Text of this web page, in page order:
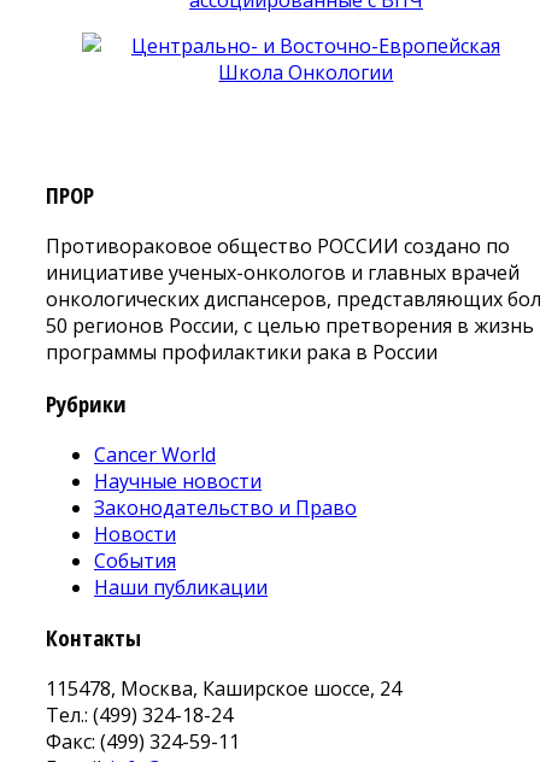
ПРОР
Противораковое общество РОССИИ создано по
инициативе ученых-онкологов и главных врачей
онкологических диспансеров, представляющих
50 регионов России, с целью претворения в жизнь
программы профилактики рака в России
Рубрики
Cancer World
Научные новости
Законодательство и Право
Новости
События
Наши публикации
Контакты
115478, Москва, Каширское шоссе, 24
Тел.: (499) 324-18-24
Факс: (499) 324-59-11